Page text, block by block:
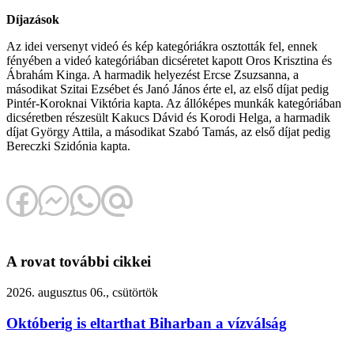
Díjazások
Az idei versenyt videó és kép kategóriákra osztották fel, ennek
fényében a videó kategóriában dicséretet kapott Oros Krisztina és
Ábrahám Kinga. A harmadik helyezést Ercse Zsuzsanna, a
másodikat Szitai Ezsébet és Janó János érte el, az első díjat pedig
Pintér-Koroknai Viktória kapta. Az állóképes munkák kategóriában
dicséretben részesült Kakucs Dávid és Korodi Helga, a harmadik
díjat György Attila, a másodikat Szabó Tamás, az első díjat pedig
Bereczki Szidónia kapta.
A rovat további cikkei
2026. augusztus 06., csütörtök
Októberig is eltarthat Biharban a vízválság